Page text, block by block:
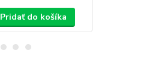
Pridať do košíka